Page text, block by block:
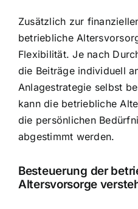
Zusätzlich zur
betriebliche
Flexibilität. Je nach
die Beiträge individuell
Anlagestrategie selbst
kann die betriebliche
die persönlichen
abgestimmt werden.
Besteuerung der
Altersvorsorge